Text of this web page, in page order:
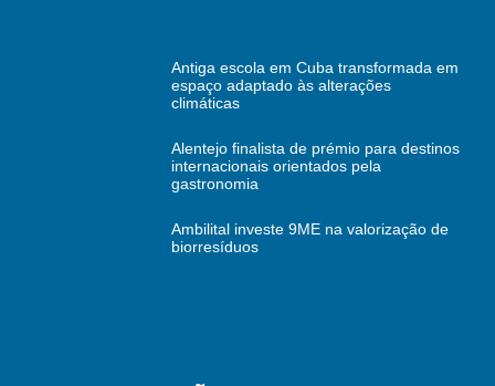
Antiga escola em Cuba transformada em
espaço adaptado às alterações
climáticas
Alentejo finalista de prémio para destinos
internacionais orientados pela
gastronomia
Ambilital investe 9ME na valorização de
biorresíduos